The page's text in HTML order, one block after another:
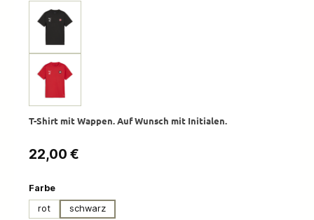
T-Shirt mit Wappen. Auf Wunsch mit Initialen.
Regulärer Preis:
22,00 €
Farbeauswählen
rot
schwarz